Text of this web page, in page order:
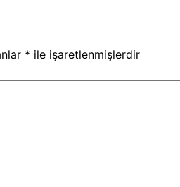
* ile işaretlenmişlerdir